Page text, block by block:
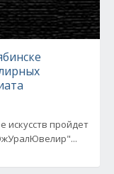
искусств пройдет